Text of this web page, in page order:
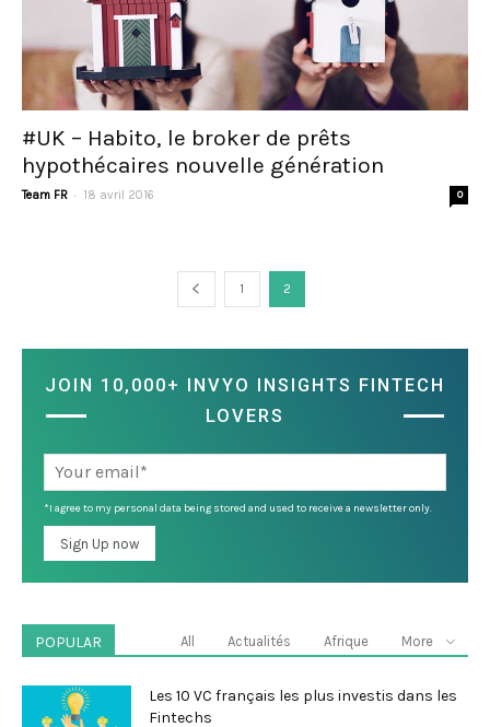
#UK – Habito, le broker de prêts
hypothécaires nouvelle génération
Team FR - 18 avril 2016 0
1 2
JOIN 10,000+ INVYO INSIGHTS FINTECH
LOVERS
*I agree to my personal data being stored and used to receive a newsletter only.
POPULAR All Actualités Afrique More
Les 10 VC français les plus investis dans les
Fintechs